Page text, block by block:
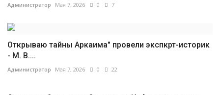
Администратор Мая 7, 2026 0 7
Открываю тайны Аркаима" провели экспкрт-историк
- М. В....
Администратор Мая 7, 2026 0 22